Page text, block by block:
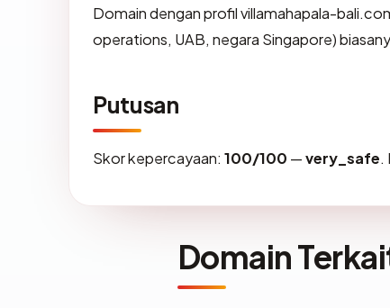
Domain dengan profil villamahapala-
operations, UAB, negara Singapore)
Putusan
Skor kepercayaan: 100/100 —very_safe.
Domain